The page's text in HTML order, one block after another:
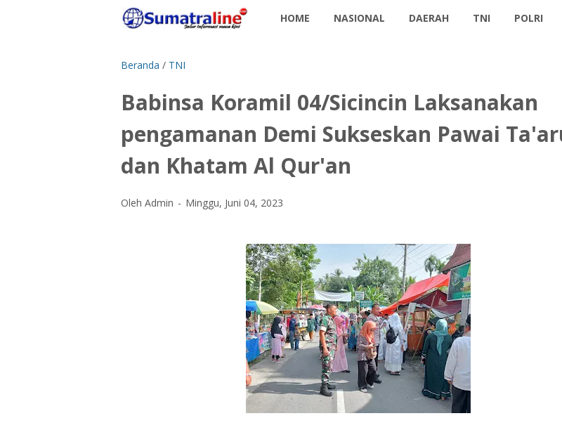
HOME NASIONAL DAERAH TNI POLRI
Beranda / TNI
Babinsa Koramil 04/Sicincin Laksanakan
pengamanan Demi Sukseskan Pawai
dan Khatam Al Qur'an
Oleh Admin Minggu, Juni 04, 2023